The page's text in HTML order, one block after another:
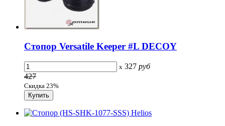
Стопор Versatile Keeper #L DECOY
x 327 руб
427
Скидка 23%